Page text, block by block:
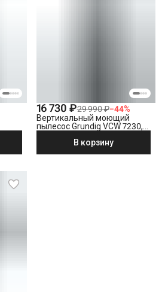
16 730 ₽29 990 ₽−44%
Вертикальный моющий
пылесос Grundig VCW 7230,
В корзину